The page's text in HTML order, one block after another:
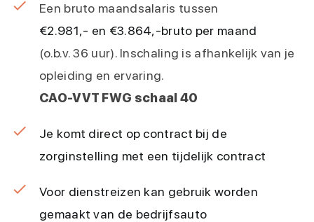
Een bruto maandsalaris tussen
€2.981,- en €3.864,-bruto per maand
(o.b.v. 36 uur). Inschaling is afhankelijk van je
opleiding en ervaring.
CAO-VVT FWG schaal 40
Je komt direct op contract bij de
zorginstelling met een tijdelijk contract
Voor dienstreizen kan gebruik worden
gemaakt van de bedrijfsauto